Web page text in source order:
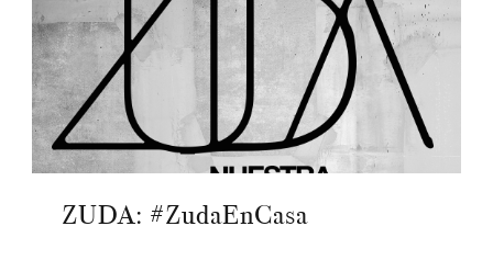
ZUDA: #ZudaEnCasa